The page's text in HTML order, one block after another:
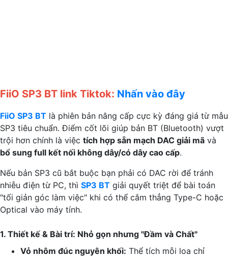
FiiO SP3 BT link Tiktok: Nhấn vào đây
FiiO SP3 BT là phiên bản nâng cấp cực kỳ đáng giá từ mẫu
SP3 tiêu chuẩn. Điểm cốt lõi giúp bản BT (Bluetooth) vượt
trội hơn chính là việc tích hợp sẵn mạch DAC giải mã và
bổ sung full kết nối không dây/có dây cao cấp.
Nếu bản SP3 cũ bắt buộc bạn phải có DAC rời để tránh
nhiễu điện từ PC, thì SP3 BT giải quyết triệt để bài toán
"tối giản góc làm việc" khi có thể cắm thẳng Type-C hoặc
Optical vào máy tính.
1. Thiết kế & Bài trí: Nhỏ gọn nhưng "Đầm và Chất"
Vỏ nhôm đúc nguyên khối: Thể tích mỗi loa chỉ